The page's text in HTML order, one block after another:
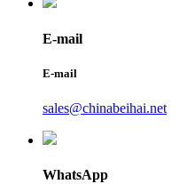
E-mail
E-mail
sales@chinabeihai.net
WhatsApp